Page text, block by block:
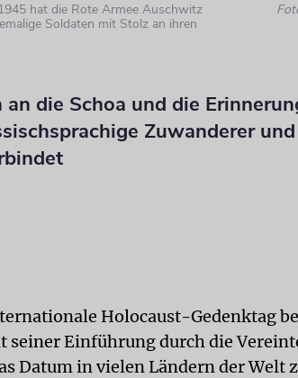
hat die Rote Armee Auschwitz
Soldaten mit Stolz an ihren
die Schoa und die
Zuwanderer und
Holocaust-Gedenktag
seiner Einführung durch die
Datum in vielen Ländern der Welt